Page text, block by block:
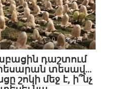
0 421
դաշտում
տեսավ…
շոկի մեջ է, ի՞նչ